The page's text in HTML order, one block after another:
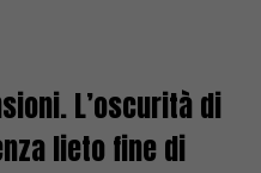
L’oscurità di
lieto fine di